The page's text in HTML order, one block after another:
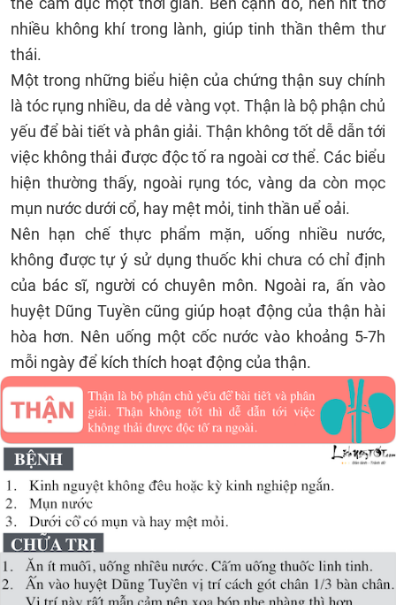
nhiều không khí trong lành, giúp tinh thần thêm thư
thái.
Một trong những biểu hiện của chứng thận suy chính
là tóc rụng nhiều, da dẻ vàng vọt. Thận là bộ phận chủ
yếu để bài tiết và phân giải. Thận không tốt dễ dẫn tới
việc không thải được độc tố ra ngoài cơ thể. Các biểu
hiện thường thấy, ngoài rụng tóc, vàng da còn mọc
mụn nước dưới cổ, hay mệt mỏi, tinh thần uể oải.
Nên hạn chế thực phẩm mặn, uống nhiều nước,
không được tự ý sử dụng thuốc khi chưa có chỉ định
của bác sĩ, người có chuyên môn. Ngoài ra, ấn vào
huyệt Dũng Tuyền cũng giúp hoạt động của thận hài
hòa hơn. Nên uống một cốc nước vào khoảng 5-7h
mỗi ngày để kích thích hoạt động của thận.